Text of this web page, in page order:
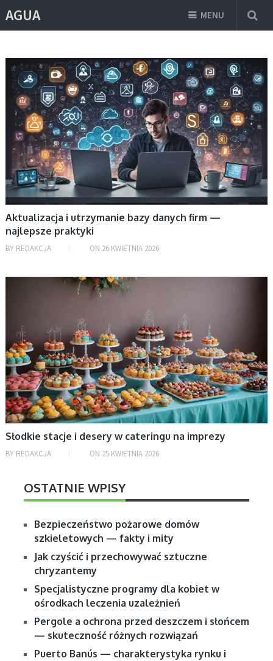
AGUA MENU
BEZ KATEGORII
Aktualizacja i utrzymanie bazy danych firm —
najlepsze praktyki
BY REDAKCJA ON 26 KWIETNIA 2026
BEZ KATEGORII
Słodkie stacje i desery w cateringu na imprezy
BY REDAKCJA ON 25 KWIETNIA 2026
OSTATNIE WPISY
Bezpieczeństwo pożarowe domów
szkieletowych — fakty i mity
Jak czyścić i przechowywać sztuczne
chryzantemy
Specjalistyczne programy dla kobiet w
ośrodkach leczenia uzależnień
Pergole a ochrona przed deszczem i słońcem
— skuteczność różnych rozwiązań
Puerto Banús — charakterystyka rynku i